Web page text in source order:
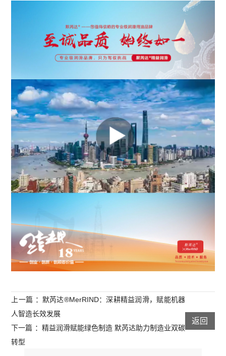
上一篇 ：默芮达®MerRIND：深耕精益润滑，赋能机器
人智造长效发展
下一篇 ：精益润滑赋能绿色制造 默芮达助力制造业双碳
转型
返回